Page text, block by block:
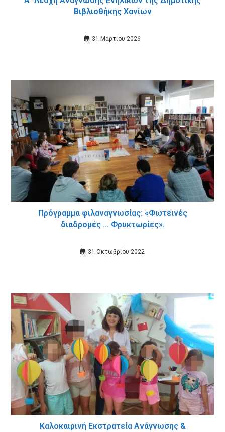
Βιβλιοθήκης Χανίων
31 Μαρτίου 2026
Πρόγραμμα φιλαναγνωσίας: «Φωτεινές
διαδρομές … Φρυκτωρίες».
31 Οκτωβρίου 2022
Καλοκαιρινή Εκστρατεία Ανάγνωσης &